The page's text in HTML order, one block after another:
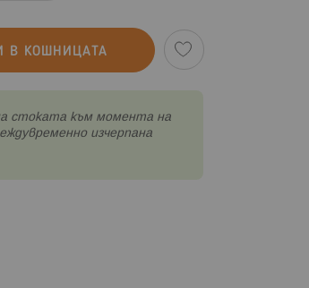
В КОШНИЦАТА
стоката към момента на
изчерпана